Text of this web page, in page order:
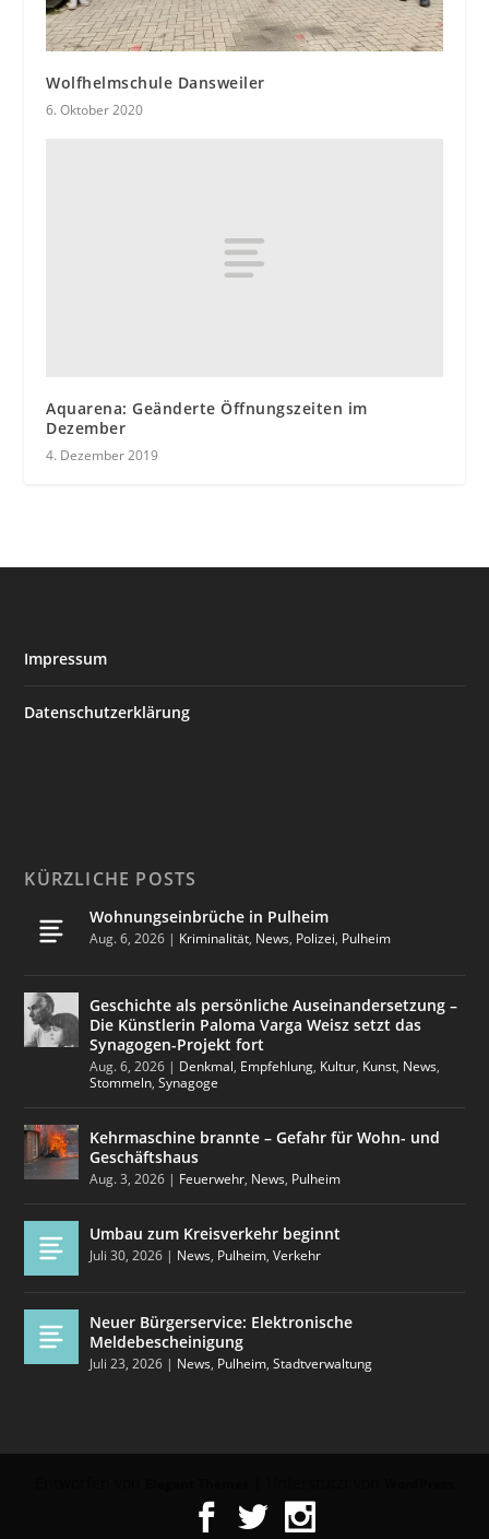
Wolfhelmschule Dansweiler
6. Oktober 2020
Aquarena: Geänderte Öffnungszeiten im
Dezember
4. Dezember 2019
Impressum
Datenschutzerklärung
KÜRZLICHE POSTS
Wohnungseinbrüche in Pulheim
Aug. 6, 2026 | Kriminalität, News, Polizei, Pulheim
Geschichte als persönliche Auseinandersetzung –
Die Künstlerin Paloma Varga Weisz setzt das
Synagogen-Projekt fort
Aug. 6, 2026 | Denkmal, Empfehlung, Kultur, Kunst, News,
Stommeln,Synagoge
Kehrmaschine brannte – Gefahr für Wohn- und
Geschäftshaus
Aug. 3, 2026 | Feuerwehr, News, Pulheim
Umbau zum Kreisverkehr beginnt
Juli 30, 2026 | News, Pulheim,Verkehr
Neuer Bürgerservice: Elektronische
Meldebescheinigung
Juli 23, 2026 | News, Pulheim,Stadtverwaltung